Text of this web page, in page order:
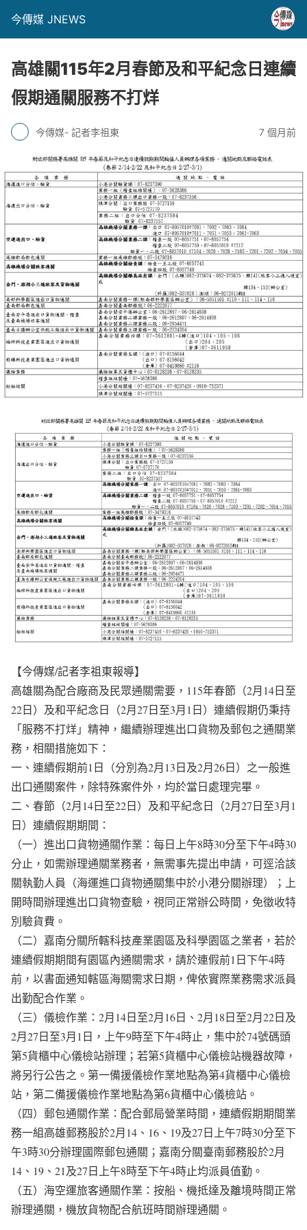
今傳媒 JNEWS
高雄關115年2月春節及和平紀念日連續
假期通關服務不打烊
今傳媒- 記者李祖東 7 個月前
【今傳媒/記者李祖東報導】
高雄關為配合廠商及民眾通關需要，115年春節（2月14日至
22日）及和平紀念日（2月27日至3月1日）連續假期仍秉持
「服務不打烊」精神，繼續辦理進出口貨物及郵包之通關業
務，相關措施如下：
一、連續假期前1日（分別為2月13日及2月26日）之一般進
出口通關案件，除特殊案件外，均於當日處理完畢。
二、春節（2月14日至22日）及和平紀念日（2月27日至3月1
日）連續假期期間：
（一）進出口貨物通關作業：每日上午8時30分至下午4時30
分止，如需辦理通關業務者，無需事先提出申請，可逕洽該
關執勤人員（海運進口貨物通關集中於小港分關辦理）；上
開時間辦理進出口貨物查驗，視同正常辦公時間，免徵收特
別驗貨費。
（二）嘉南分關所轄科技產業園區及科學園區之業者，若於
連續假期期間有園區內通關需求，請於連假前1日下午4時
前，以書面通知轄區海關需求日期，俾依實際業務需求派員
出勤配合作業。
（三）儀檢作業：2月14日至2月16日、2月18日至2月22日及
2月27日至3月1日，上午9時至下午4時止，集中於74號碼頭
第5貨櫃中心儀檢站辦理；若第5貨櫃中心儀檢站機器故障，
將另行公告之。第一備援儀檢作業地點為第4貨櫃中心儀檢
站，第二備援儀檢作業地點為第6貨櫃中心儀檢站。
（四）郵包通關作業：配合郵局營業時間，連續假期期間業
務一組高雄郵務股於2月14、16、19及27日上午7時30分至下
午3時30分辦理國際郵包通關；嘉南分關臺南郵務股於2月
14、19、21及27日上午8時至下午4時止均派員值勤。
（五）海空運旅客通關作業：按船、機抵達及離境時間正常
辦理通關，機放貨物配合航班時間辦理通關。